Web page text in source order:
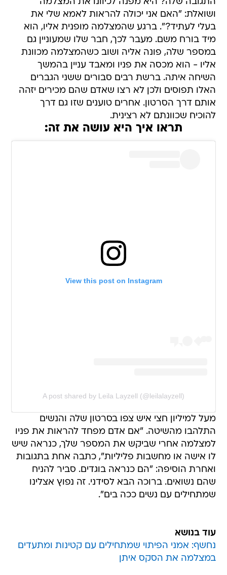
ושואלת: "האם אני יכולה להראות לאמא שלי את
בעלי לעתיד?". ברגע שהמצלמה מופנית אליו, הוא
מיד בורח משם. מעבר לכך, חבר שלו שמעוניין גם
במספר שלה, פונה אליה ושוב כשהמצלמה מכוונת
אליו - הוא מכסה את פניו ומאבד עניין בהמשך
השיחה איתה. ברשת רבים סבורים ששני הגברים
האלו תפוסים ולכן לא רצו שאדם שהם מכירים יזהה
אותם דרך הסרטון. אחרים טוענים שזו גם דרך
להוכיח שכוונתם לא רצינית.
תראו איך היא עושה את זה:
View this post on Instagram
A post shared by Leila Layzell (@leilalayzell)
מעל למיליון חצי איש צפו בסרטון שלה והנשים
התלהבו מהשיטה. "אם אדם מפחד להראות את פניו
למצלמה אחרי שביקש את המספר שלך, כנראה שיש
לו אישה או מחשבות פליליות", כתבה אחת בתגובות
ואחרת הוסיפה: "הם כנראה בוגדים. סביר להניח
שהם נשואים. ברוכה הבא לסידני. זה נפוץ אצלינו
שמתחילים עם נשים ככה בים".
עוד בנושא
נחשף: אמני הפיתוי שמתחילים עם קטינות ומתעדים
במצלמה את הסקס איתן